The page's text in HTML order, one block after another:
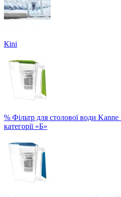
Кini
% Фільтр для столової води
категорії «Б»